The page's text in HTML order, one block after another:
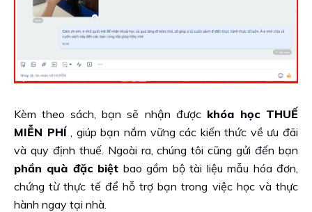
Kèm theo sách, bạn sẽ nhận được khóa học THUẾ
MIỄN PHÍ, giúp bạn nắm vững các kiến thức về ưu đãi
và quy định thuế. Ngoài ra, chúng tôi cũng gửi đến bạn
phần quà đặc biệt bao gồm bộ tài liệu mẫu hóa đơn,
chứng từ thực tế để hỗ trợ bạn trong việc học và thực
hành ngay tại nhà.